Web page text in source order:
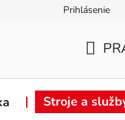
Záručné podmienky
Prihlásenie
KOŠÍK
Stroje a